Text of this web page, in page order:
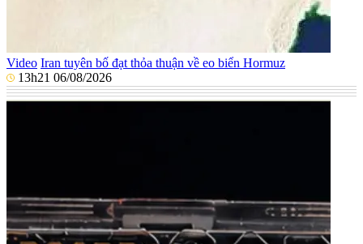
Video Iran tuyên bố đạt thỏa thuận về eo biển Hormuz
13h21 06/08/2026